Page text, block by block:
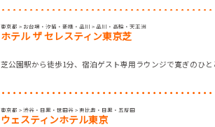
東京都 > お台場・汐留・新橋・品川 > 品川・高輪・天王洲
ホテル ザ セレスティン東京芝
芝公園駅から徒歩1分、宿泊ゲスト専用ラウンジで寛ぎのひと
東京都 > 渋谷・目黒・世田谷 > 恵比寿・目黒・五反田
ウェスティンホテル東京